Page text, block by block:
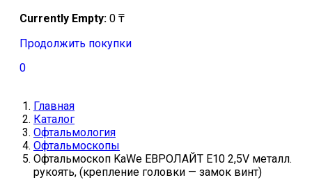
Currently Empty: 0 ₸
Продолжить покупки
0
Главная
Каталог
Офтальмология
Офтальмоскопы
Офтальмоскоп KaWe ЕВРОЛАЙТ E10 2,5V металл.
рукоять, (крепление головки — замок винт)